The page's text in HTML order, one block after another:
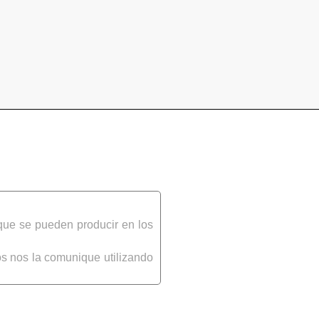
se pueden producir en los
nos la comunique utilizando